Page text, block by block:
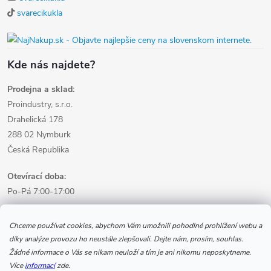
Chceme používat cookies, abychom Vám umožnili pohodlné prohlížení webu a
díky analýze provozu ho neustále zlepšovali. Dejte nám, prosím, souhlas.
Žádné informace o Vás se nikam neuloží a tím je ani nikomu neposkytneme.
Víceinformacízde.
svarecikukla
Kde nás najdete?
Prodejna a sklad:
Proindustry, s.r.o.
Drahelická 178
288 02 Nymburk
Česká Republika
Otevírací doba:
Po-Pá 7:00-17:00
Informace pro nákup
Informace pro Vás